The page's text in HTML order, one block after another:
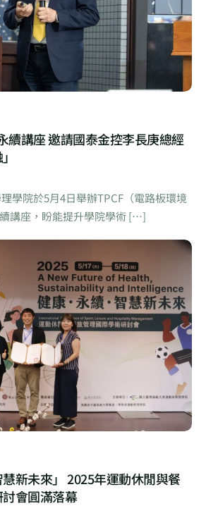
續講座 邀請國泰金控李長庚總經
學院於5月4日舉辦TPCF（電路板環境
講座，盼能提升學院學術 […]
慧新未來」 2025年運動休閒與餐
會圓滿落幕